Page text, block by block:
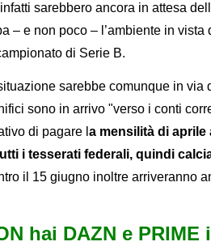
sarebbero ancora in attesa
– e non poco – l’ambiente in
di Serie B.
sarebbe comunque in via
sono in arrivo "verso i conti
di pagare l a mensilità di aprile
i tesserati federali, quindi
il 15 giugno inoltre arriveranno
hai DAZN e